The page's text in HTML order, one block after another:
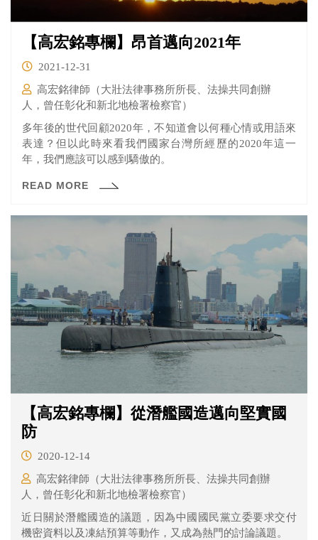
【高宏銘專欄】昂首邁向2021年
2021-12-31
高宏銘律師（大壯法律事務所所長、法操共同創辦
人，曾任彰化和新北地檢署檢察官）
多年後的世代回顧2020年，不知道會以何種心情或用語來
表達？但以此時來看我們國家台灣所經歷的2020年這一
年，我們應該可以感到驕傲的。
READ MORE
【高宏銘專欄】從潛艦國造邁向堅實國
防
2020-12-14
高宏銘律師（大壯法律事務所所長、法操共同創辦
人，曾任彰化和新北地檢署檢察官）
近日關於潛艦國造的議題，因為中國國民黨立委要求交付
機密資料以及凍結預算等動作，又成為熱門的討論議題。